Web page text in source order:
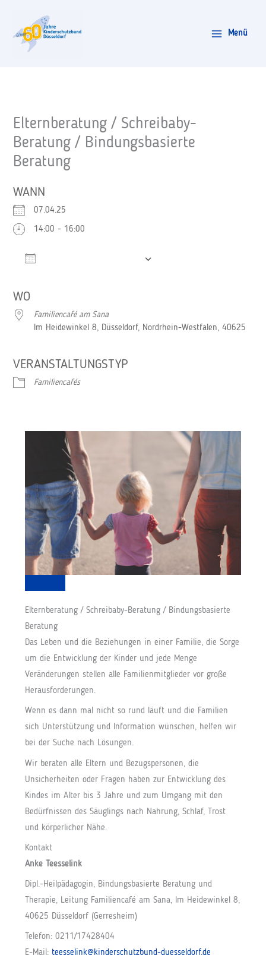
springen
Menü
Elternberatung / Schreibaby-
Beratung / Bindungsbasierte
Beratung
WANN
07.04.25
14:00 - 16:00
WO
Familiencafé am Sana
Im Heidewinkel 8, Düsseldorf, Nordrhein-Westfalen, 40625
VERANSTALTUNGSTYP
Familiencafés
Elternberatung / Schreibaby-Beratung / Bindungsbasierte
Beratung
Das Leben und die Beziehungen in einer Familie, die Sorge
um die Entwicklung der Kinder und jede Menge
Veränderungen stellen alle Familienmitglieder vor große
Herausforderungen.
Wenn es dann mal nicht so rund läuft und die Familien
sich Unterstützung und Information wünschen, helfen wir
bei der Suche nach Lösungen.
Wir beraten alle Eltern und Bezugspersonen, die
Unsicherheiten oder Fragen haben zur Entwicklung des
Kindes im Alter bis 3 Jahre und zum Umgang mit den
Bedürfnissen des Säuglings nach Nahrung, Schlaf, Trost
und körperlicher Nähe.
Kontakt
Anke Teesselink
Dipl.-Heilpädagogin, Bindungsbasierte Beratung und
Therapie, Leitung Familiencafé am Sana, Im Heidewinkel 8,
40625 Düsseldorf (Gerresheim)
Telefon: 0211/17428404
E-Mail: teesselink@kinderschutzbund-duesseldorf.de